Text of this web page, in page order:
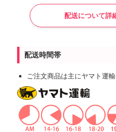
配送について詳
配送時間帯
ご注文商品は主にヤマト運